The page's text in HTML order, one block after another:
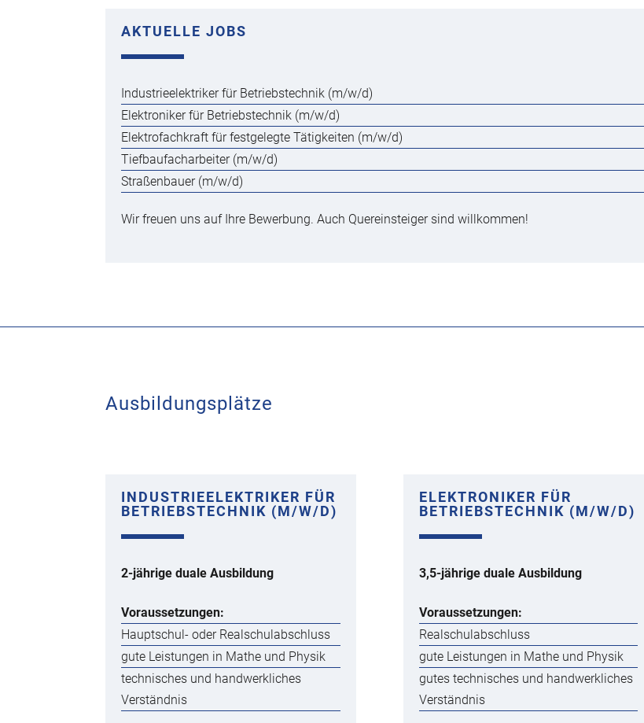
AKTUELLE JOBS
Industrieelektriker für Betriebstechnik (m/w/d)
Elektroniker für Betriebstechnik (m/w/d)
Elektrofachkraft für festgelegte Tätigkeiten (m/w/d)
Tiefbaufacharbeiter (m/w/d)
Straßenbauer (m/w/d)
Wir freuen uns auf Ihre Bewerbung. Auch Quereinsteiger sind willkommen!
Ausbildungsplätze
INDUSTRIEELEKTRIKER FÜR
BETRIEBSTECHNIK (M/W/D)
2-jährige duale Ausbildung
Voraussetzungen:
Hauptschul- oder Realschulabschluss
gute Leistungen in Mathe und Physik
technisches und handwerkliches
Verständnis
ELEKTRONIKER FÜR
BETRIEBSTECHNIK (M/W/D)
3,5-jährige duale Ausbildung
Voraussetzungen:
Realschulabschluss
gute Leistungen in Mathe und Physik
gutes technisches und handwerkliches
Verständnis